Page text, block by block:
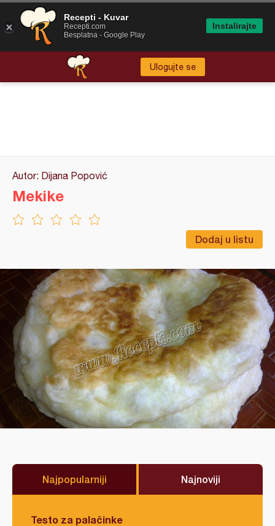
Ulogujte se
Autor: Dijana Popović
Dodaj u listu
Mekike
Najpopularniji Najnoviji
Testo za palačinke
Recepti - Kuvar
Recepti.com
Besplatna - Google Play
Instalirajte